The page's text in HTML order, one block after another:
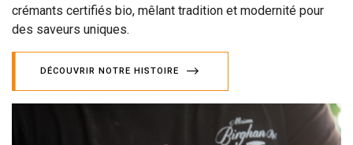
crémants certifiés bio, mêlant tradition et modernité pour
des saveurs uniques.
DÉCOUVRIR NOTRE HISTOIRE